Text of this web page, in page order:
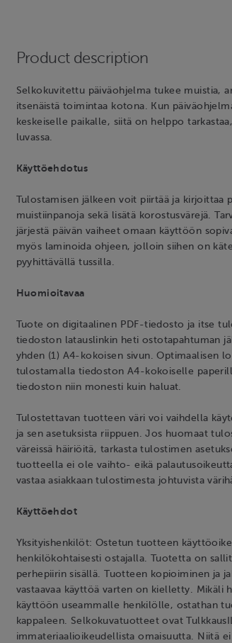
Product description
Selkokuvitettu päiväohjelma tukee muistia,
itsenäistä toimintaa kotona. Kun
keskeiselle paikalle, siitä on helppo
luvassa.
Käyttöehdotus
Tulostamisen jälkeen voit piirtää ja kirjoittaa
muistiinpanoja sekä lisätä korostusvärejä.
järjestä päivän vaiheet omaan käyttöön
myös laminoida ohjeen, jolloin siihen on
pyyhittävällä tussilla.
Huomioitavaa
Tuote on digitaalinen PDF-tiedosto ja itse
tiedoston latauslinkin heti ostotapahtuman
yhden (1) A4-kokoisen sivun. Optimaalisen
tulostamalla tiedoston A4-kokoiselle
tiedoston niin monesti kuin haluat.
Tulostettavan tuotteen väri voi vaihdella
ja sen asetuksista riippuen. Jos huomaat
väreissä häiriöitä, tarkasta tulostimen
tuotteella ei ole vaihto- eikä
vastaa asiakkaan tulostimesta johtuvista
Käyttöehdot
Yksityishenkilöt: Ostetun tuotteen
henkilökohtaisesti ostajalla. Tuotetta on
perhepiirin sisällä. Tuotteen kopioiminen ja
vastaavaa käyttöä varten on kielletty. Mikäli
käyttöön useammalle henkilölle, ostathan
kappaleen. Selkokuvatuotteet ovat
immateriaalioikeudellista omaisuutta. Niitä